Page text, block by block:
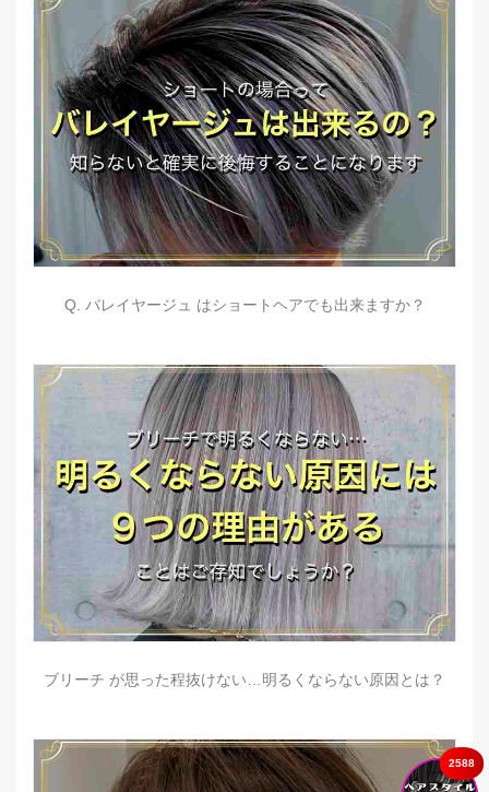
Q. バレイヤージュ はショートヘアでも出来ますか？
ブリーチ が思った程抜けない…明るくならない原因とは？
2588